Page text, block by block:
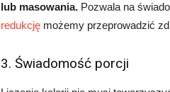
lub masowania. Pozwala na
redukcję możemy przeprowadzić
3. Świadomość porcji